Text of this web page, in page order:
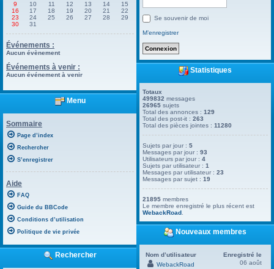
9
10 11 12 13 14
15
16
17 18 19 20 21
22
23
24 25 26 27 28
29
30
31
Événements :
Aucun évènement
Événements à venir :
Aucun événement à venir
Menu
Sommaire
Page d’index
Rechercher
S’enregistrer
Aide
FAQ
Guide du BBCode
Conditions d’utilisation
Politique de vie privée
Rechercher
Se souvenir de moi
M’enregistrer
Statistiques
Totaux
499832 messages
26965 sujets
Total des annonces :129
Total des post-it :263
Total des pièces jointes :11280
Sujets par jour :5
Messages par jour :93
Utilisateurs par jour :4
Sujets par utilisateur :1
Messages par utilisateur :23
Messages par sujet :19
21895 membres
Le membre enregistré le plus récent est
WebackRoad
Nouveaux membres
Nom d’utilisateur
Enregistré le
WebackRoad
06 août